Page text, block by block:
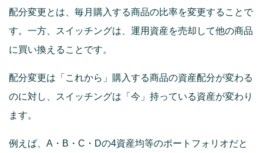
配分変更とは、毎月購入する商品の比率を変更することで
す。一方、スイッチングは、運用資産を売却して他の商品
に買い換えることです。
配分変更は「これから」購入する商品の資産配分が変わる
のに対し、スイッチングは「今」持っている資産が変わり
ます。
例えば、A・B・C・Dの4資産均等のポートフォリオだと